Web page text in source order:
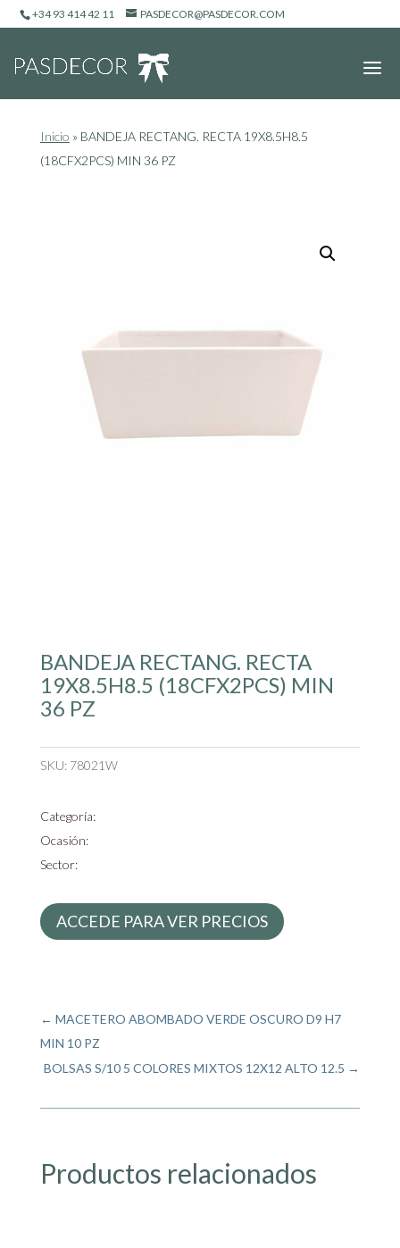
+34 93 414 42 11 PASDECOR@PASDECOR.COM
Inicio » BANDEJA RECTANG. RECTA 19X8.5H8.5
(18CFX2PCS) MIN 36 PZ
BANDEJA RECTANG. RECTA
19X8.5H8.5 (18CFX2PCS) MIN
36 PZ
SKU: 78021W
Categoría:
Ocasión:
Sector:
ACCEDE PARA VER PRECIOS
← MACETERO ABOMBADO VERDE OSCURO D9 H7
MIN 10 PZ
BOLSAS S/10 5 COLORES MIXTOS 12X12 ALTO 12.5 →
Productos relacionados